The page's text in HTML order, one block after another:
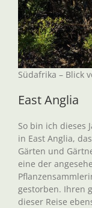
Südafrika – Blick
East Anglia
So bin ich dieses
in East Anglia,
Gärten und
eine der
gestorben. Ihren
dieser Reise